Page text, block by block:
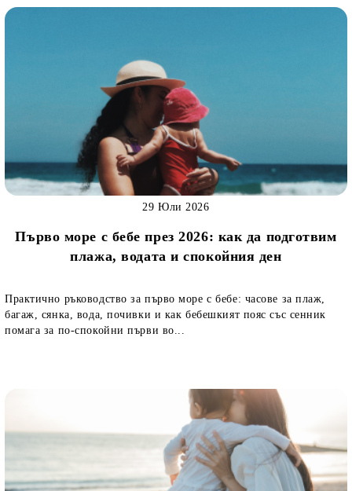
Първо море с бебе през 2026: как да подготвим
плажа, водата и спокойния ден
29 Юли 2026
Практично ръководство за първо море с бебе: часове за плаж,
багаж, сянка, вода, почивки и как бебешкият пояс със сенник
помага за по-спокойни първи во...